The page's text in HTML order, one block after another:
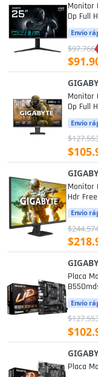
Monitor
Dp Full
Envío
$97.766
Monitor
Dp Full
Envío
Monitor
Hdr
Envío
Placa Madre Gigabyte B550m
Envío
Placa